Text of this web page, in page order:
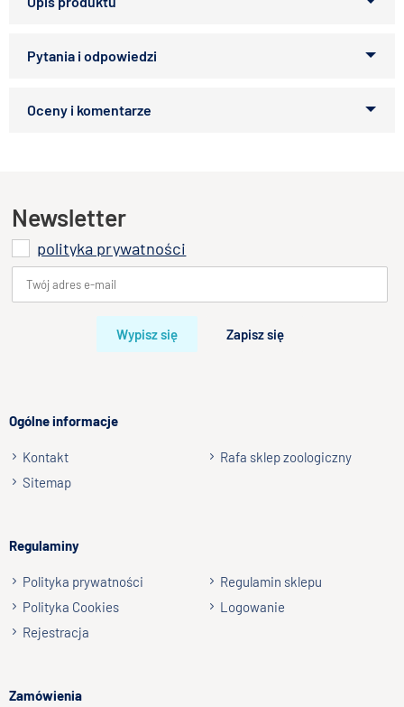
kotów. W pełni regulowana dodatkowo posiada mały
UWAGA! Kolor wysyłany jest losowo, w zależności od
Zapytaj o produkt
Dodaj opinię o produkcie
Twoja ocena
Wyślij opinię
Newsletter
polityka prywatności
Wypisz się Zapisz się
Ogólne informacje
Kontakt
Rafa sklep zoologiczny
Sitemap
Regulaminy
Polityka prywatności
Regulamin sklepu
Polityka Cookies
Logowanie
Rejestracja
Zamówienia